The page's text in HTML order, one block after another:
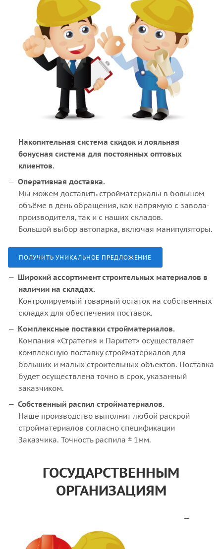
Накопительная система скидок и лояльная
бонусная система для постоянных оптовых
клиентов.
Оперативная доставка.
Мы можем доставить стройматериалы в большом
объёме в день обращения, как напрямую с завода-
производителя, так и с наших складов.
Большой выбор автопарка, включая манипуляторы.
ПОЛУЧИТЬ УНИКАЛЬНОЕ ПРЕДЛОЖЕНИЕ
Широкий ассортимент строительных материалов в
наличии на складах.
Контролируемый товарный остаток на собственных
складах для обеспечения поставок.
Комплексные поставки стройматериалов.
Компания «Стратегия и Паритет» осуществляет
комплексную поставку стройматериалов для
больших и малых строительных объектов. Поставка
будет осуществлена точно в срок, указанный
заказчиком.
Собственный распил стройматериалов.
Наше производство выполнит любой раскрой
стройматериалов согласно спецификации
Заказчика. Точность распила ± 1мм.
ГОСУДАРСТВЕННЫМ
ОРГАНИЗАЦИЯМ